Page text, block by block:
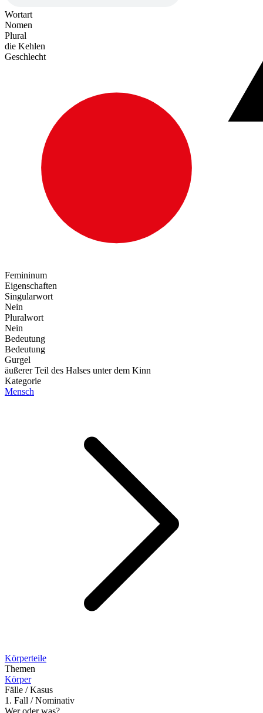
Wortart
Nomen
Plural
die Kehlen
Geschlecht
Femininum
Eigenschaften
Singularwort
Nein
Pluralwort
Nein
Bedeutung
Bedeutung
Gurgel
äußerer Teil des Halses unter dem Kinn
Kategorie
Mensch
Körperteile
Themen
Körper
Fälle / Kasus
1. Fall / Nominativ